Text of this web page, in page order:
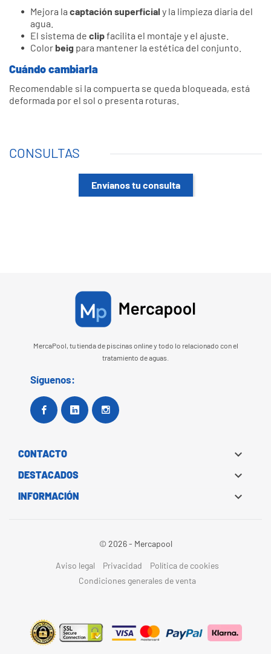
Mejora la captación superficial y la limpieza diaria del
agua.
El sistema de clipfacilita el montaje y el ajuste.
Colorbeig para mantener la estética del conjunto.
Cuándo cambiarla
Recomendable si la compuerta se queda bloqueada, está
deformada por el sol o presenta roturas.
CONSULTAS
Envíanos tu consulta
MercaPool, tu tienda de piscinas online y todo lo relacionado con el
tratamiento de aguas.
Síguenos:
Facebook Google+
CONTACTO 
DESTACADOS 
INFORMACIÓN 
© 2026 - Mercapool
Aviso legal Privacidad
Política de cookies
Condiciones generales de venta